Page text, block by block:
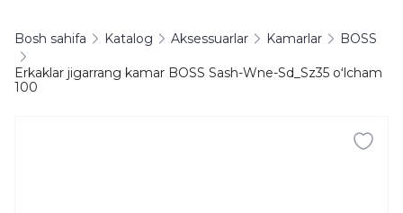
Bosh sahifa Katalog Aksessuarlar Kamarlar BOSS
Erkaklar jigarrang kamar BOSS Sash-Wne-Sd_Sz35 oʻlcham
100